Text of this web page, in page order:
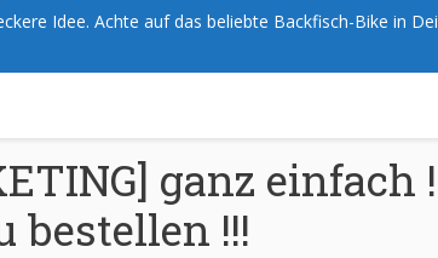
Idee. Achte auf das beliebte Backfisch-Bike in
ganz
bestellen !!!